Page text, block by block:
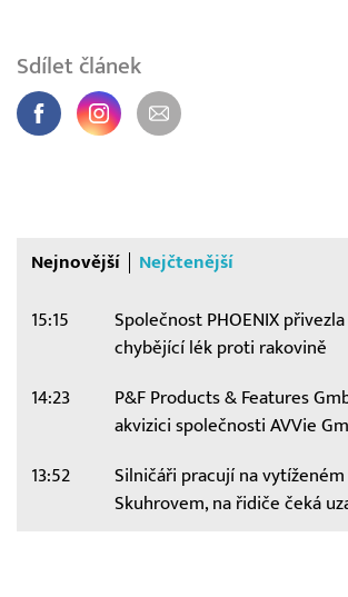
Sdílet článek
Nejnovější Nejčtenější
15:15
Společnost PHOENIX přivezla
chybějící lék proti rakovině
14:23
P&F Products & Features
akvizici společnosti AVVie
13:52
Silničáři pracují na
Skuhrovem, na řidiče čeká